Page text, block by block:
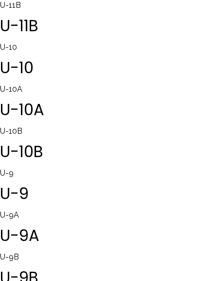
U-11B
U-11B
U-10
U-10
U-10A
U-10A
U-10B
U-10B
U-9
U-9
U-9A
U-9A
U-9B